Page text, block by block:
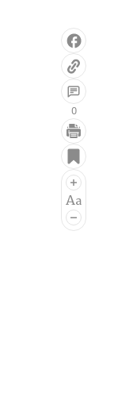
Điện ảnh
Âm nhạc
0